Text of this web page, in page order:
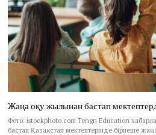
Жаңа оқу жылынан бастап
Фото: istockphoto.com Tengri Education
бастап Қазақстан мектептерінде бірнеше